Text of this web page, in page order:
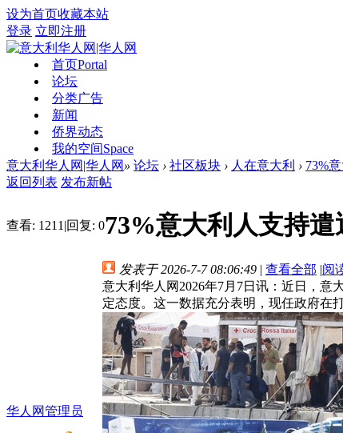
设为首页收藏本站
登录 立即注册
首页Portal
论坛
分类广告
新闻
侨界动态
我的空间Space
意大利华人网|华人网 » 论坛 › 社区板块 › 人在意大利 › 73%
返回列表 发布新帖
查看: 1211 |回复: 073%意大利人支持
华人网管理员
发表于 2026-7-7 08:06:49 | 查看全部 |阅
意大利华人网2026年7月7日讯：近日，
定态度。这一数据充分表明，现任政府在